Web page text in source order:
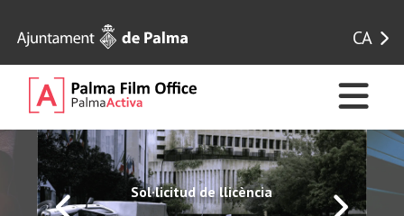
CA
Sol·licitud de llicència